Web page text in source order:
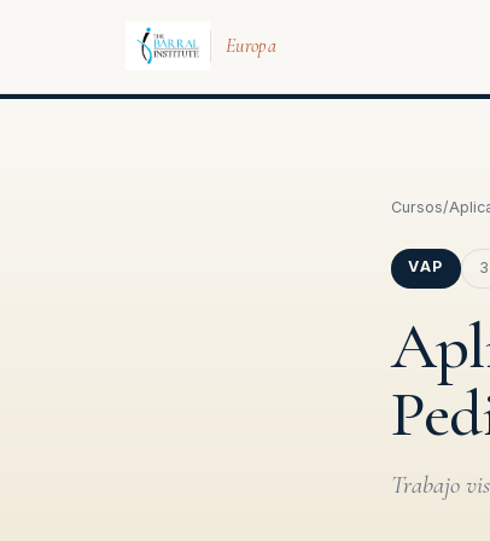
Europa
Cursos/
VAP
Trabajo